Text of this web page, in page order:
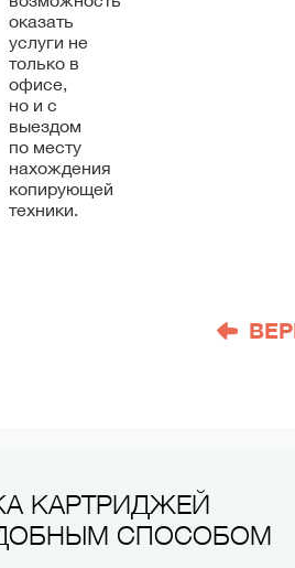
оказать
услуги не
только в
офисе,
но и с
выездом
по месту
нахождения
копирующей
техники.
КАРТРИДЖЕЙ
СПОСОБОМ